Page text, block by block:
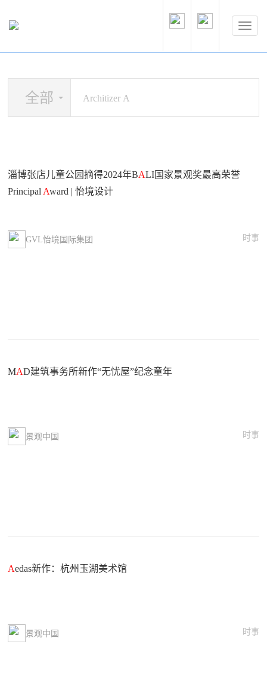
全部
淄博张店儿童公园摘得2024年BALI国家景观奖最高荣誉
Principal Award | 怡境设计
GVL怡境国际集团 时事
MAD建筑事务所新作“无忧屋”纪念童年
景观中国 时事
Aedas新作：杭州玉湖美术馆
景观中国 时事